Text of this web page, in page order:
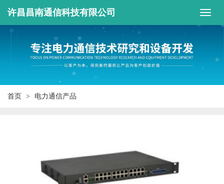
许昌昌南通信科技有限公司
首页 电力通信产品